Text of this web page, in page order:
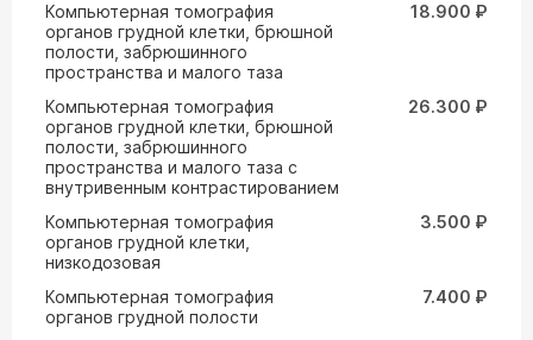
Компьютерная томография
органов грудной клетки, брюшной
полости, забрюшинного
пространства и малого таза
18.900 ₽
Компьютерная томография
органов грудной клетки, брюшной
полости, забрюшинного
пространства и малого таза с
внутривенным контрастированием
26.300 ₽
Компьютерная томография
органов грудной клетки,
низкодозовая
3.500 ₽
Компьютерная томография
органов грудной полости
7.400 ₽